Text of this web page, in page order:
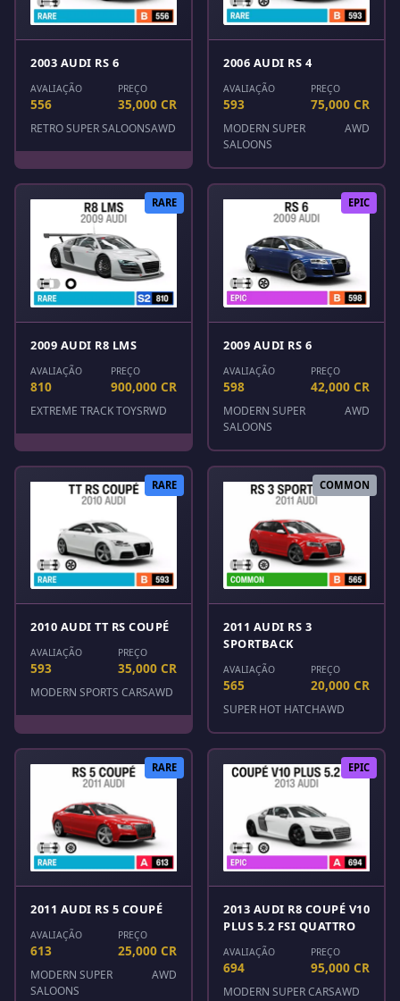
2003 AUDI RS 6
AVALIAÇÃO
556
PREÇO
35,000 CR
RETRO SUPER SALOONSAWD
2006 AUDI RS 4
AVALIAÇÃO
593
PREÇO
75,000 CR
MODERN SUPER
SALOONS
AWD
RARE
2009 AUDI R8 LMS
AVALIAÇÃO
810
PREÇO
900,000 CR
EXTREME TRACK TOYSRWD
EPIC
2009 AUDI RS 6
AVALIAÇÃO
598
PREÇO
42,000 CR
MODERN SUPER
SALOONS
AWD
RARE
2010 AUDI TT RS COUPÉ
AVALIAÇÃO
593
PREÇO
35,000 CR
MODERN SPORTS CARSAWD
COMMON
2011 AUDI RS 3
SPORTBACK
AVALIAÇÃO
565
PREÇO
20,000 CR
SUPER HOT HATCHAWD
RARE
2011 AUDI RS 5 COUPÉ
AVALIAÇÃO
613
PREÇO
25,000 CR
MODERN SUPER
SALOONS
AWD
EPIC
2013 AUDI R8 COUPÉ V10
PLUS 5.2 FSI QUATTRO
AVALIAÇÃO
694
PREÇO
95,000 CR
MODERN SUPER CARSAWD